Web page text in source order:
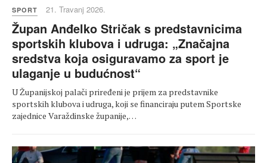
SPORT 21. Travanj 2026.
Župan Anđelko Stričak s predstavnicima
sportskih klubova i udruga: „Značajna
sredstva koja osiguravamo za sport je
ulaganje u budućnost“
U Županijskoj palači priređeni je prijem za predstavnike
sportskih klubova i udruga, koji se financiraju putem Sportske
zajednice Varaždinske županije,…